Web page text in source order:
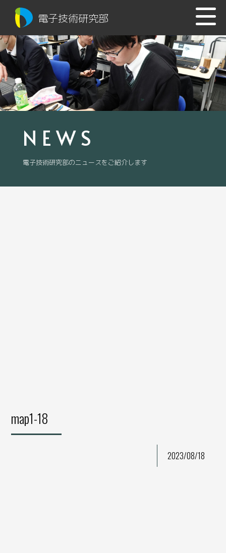
電子技術研究部
NEWS
電子技術研究部のニュースをご紹介します
map1-18
2023/08/18